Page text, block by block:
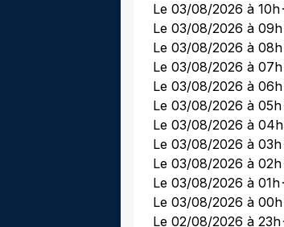
Le 03/08/2026 à 10h
Le 03/08/2026 à 09h
Le 03/08/2026 à 08h
Le 03/08/2026 à 07h
Le 03/08/2026 à 06h
Le 03/08/2026 à 05h
Le 03/08/2026 à 04h
Le 03/08/2026 à 03h
Le 03/08/2026 à 02h
Le 03/08/2026 à 01h
Le 03/08/2026 à 00h
Le 02/08/2026 à 23h